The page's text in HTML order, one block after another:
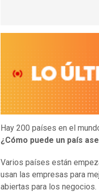
Hay 200 países en el
¿Cómo puede un país
Varios países están
usan las empresas para
abiertas para los